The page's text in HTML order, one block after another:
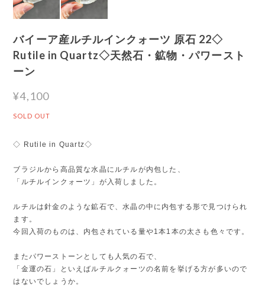
バイーア産ルチルインクォーツ 原石 22◇
Rutile in Quartz◇天然石・鉱物・パワースト
ーン
¥4,100
SOLD OUT
◇ Rutile in Quartz◇
ブラジルから高品質な水晶にルチルが内包した、
「ルチルインクォーツ」が入荷しました。
ルチルは針金のような鉱石で、水晶の中に内包する形で見つけられ
ます。
今回入荷のものは、内包されている量や1本1本の太さも色々です。
またパワーストーンとしても人気の石で、
「金運の石」といえばルチルクォーツの名前を挙げる方が多いので
はないでしょうか。